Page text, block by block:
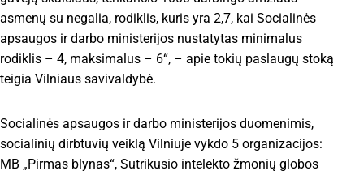
asmenų su negalia, rodiklis, kuris yra 2,7, kai Socialinės
apsaugos ir darbo ministerijos nustatytas minimalus
rodiklis – 4, maksimalus – 6“, – apie tokių paslaugų stoką
teigia Vilniaus savivaldybė.
Socialinės apsaugos ir darbo ministerijos duomenimis,
socialinių dirbtuvių veiklą Vilniuje vykdo 5 organizacijos:
MB „Pirmas blynas“, Sutrikusio intelekto žmonių globos